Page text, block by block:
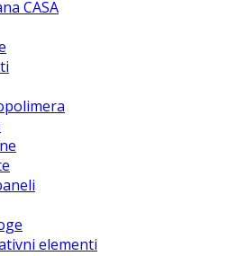
CASA
elementi